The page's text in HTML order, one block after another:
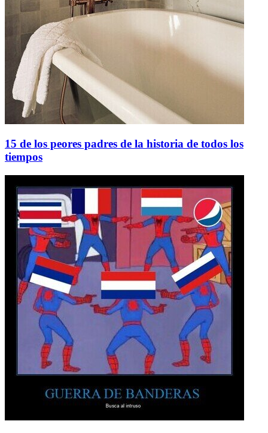
15 de los peores padres de la historia de todos los
tiempos